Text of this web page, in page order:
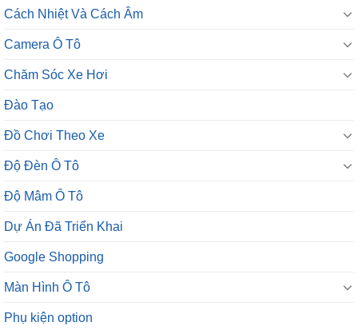
Cách Nhiệt Và Cách Âm
Camera Ô Tô
Chăm Sóc Xe Hơi
Đào Tạo
Đồ Chơi Theo Xe
Độ Đèn Ô Tô
Độ Mâm Ô Tô
Dự Án Đã Triển Khai
Google Shopping
Màn Hình Ô Tô
Phụ kiện option